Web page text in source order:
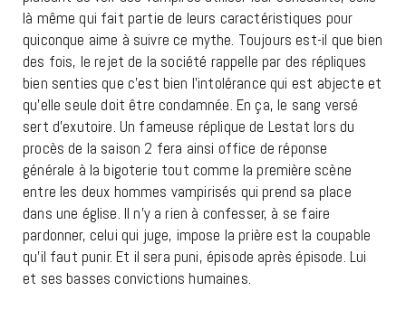
là même qui fait partie de leurs caractéristiques pour
quiconque aime à suivre ce mythe. Toujours est-il que bien
des fois, le rejet de la société rappelle par des répliques
bien senties que c’est bien l’intolérance qui est abjecte et
qu’elle seule doit être condamnée. En ça, le sang versé
sert d’exutoire. Un fameuse réplique de Lestat lors du
procès de la saison 2 fera ainsi office de réponse
générale à la bigoterie tout comme la première scène
entre les deux hommes vampirisés qui prend sa place
dans une église. Il n’y a rien à confesser, à se faire
pardonner, celui qui juge, impose la prière est la coupable
qu’il faut punir. Et il sera puni, épisode après épisode. Lui
et ses basses convictions humaines.